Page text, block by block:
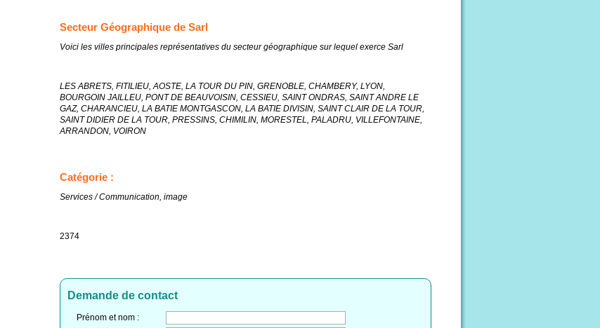
Secteur Géographique de Sarl
Voici les villes principales représentatives du secteur géographique sur lequel exerce Sarl
LES ABRETS, FITILIEU, AOSTE, LA TOUR DU PIN, GRENOBLE, CHAMBERY, LYON,
BOURGOIN JAILLEU, PONT DE BEAUVOISIN, CESSIEU, SAINT ONDRAS, SAINT ANDRE LE
GAZ, CHARANCIEU, LA BATIE MONTGASCON, LA BATIE DIVISIN, SAINT CLAIR DE LA TOUR,
SAINT DIDIER DE LA TOUR, PRESSINS, CHIMILIN, MORESTEL, PALADRU, VILLEFONTAINE,
ARRANDON, VOIRON
Catégorie :
Services / Communication, image
2374
Demande de contact
Prénom et nom :